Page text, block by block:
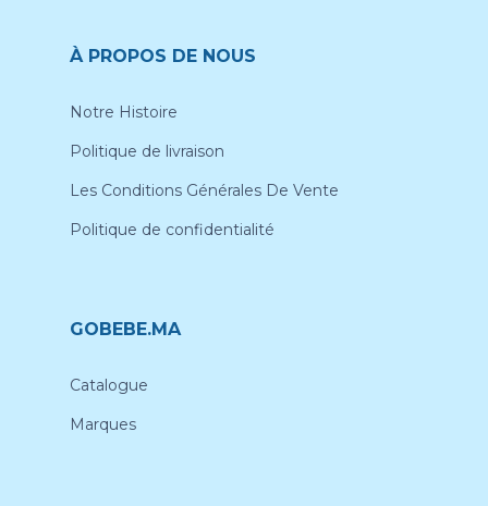
À PROPOS DE NOUS
Notre Histoire
Politique de livraison
Les Conditions Générales De Vente
Politique de confidentialité
GOBEBE.MA
Catalogue
Marques